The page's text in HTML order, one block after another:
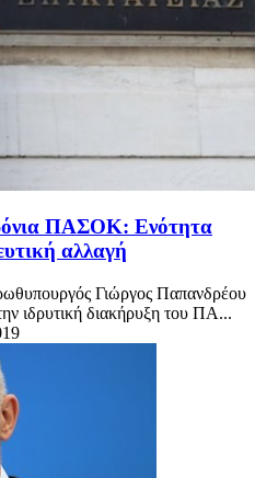
ΠΑΣΟΚ: Ενότητα
αλλαγή
Γιώργος Παπανδρέου
ιδρυτική διακήρυξη του ΠΑ...